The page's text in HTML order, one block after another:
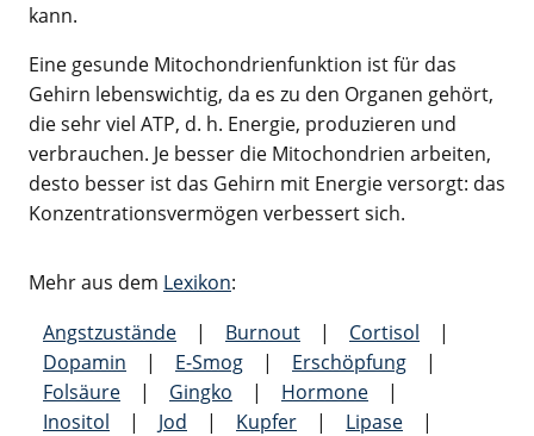
kann.
Eine gesunde Mitochondrienfunktion ist für das
Gehirn lebenswichtig, da es zu den Organen gehört,
die sehr viel ATP, d. h. Energie, produzieren und
verbrauchen. Je besser die Mitochondrien arbeiten,
desto besser ist das Gehirn mit Energie versorgt: das
Konzentrationsvermögen verbessert sich.
Mehr aus dem Lexikon:
Angstzustände
| Burnout | Cortisol
|
Dopamin
| E-Smog | Erschöpfung
|
Folsäure
| Gingko | Hormone
|
Inositol
| Jod | Kupfer | Lipase
|